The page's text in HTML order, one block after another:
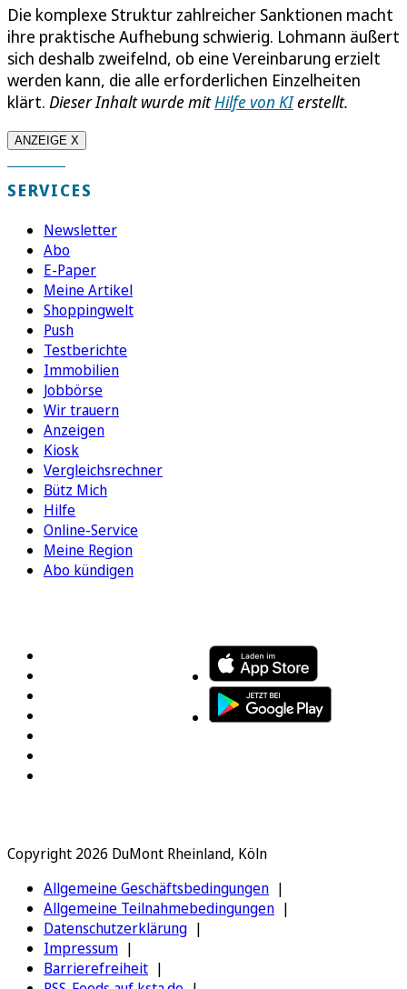
Die komplexe Struktur zahlreicher Sanktionen macht
ihre praktische Aufhebung schwierig. Lohmann äußert
sich deshalb zweifelnd, ob eine Vereinbarung erzielt
werden kann, die alle erforderlichen Einzelheiten
klärt. Dieser Inhalt wurde mitHilfe von KIerstellt.
ANZEIGE X
SERVICES
Newsletter
Abo
E-Paper
Meine Artikel
Shoppingwelt
Push
Testberichte
Immobilien
Jobbörse
Wir trauern
Anzeigen
Kiosk
Vergleichsrechner
Bütz Mich
Hilfe
Online-Service
Meine Region
Abo kündigen
Copyright 2026 DuMont Rheinland, Köln
Allgemeine Geschäftsbedingungen
Allgemeine Teilnahmebedingungen
Datenschutzerklärung
Impressum
Barrierefreiheit